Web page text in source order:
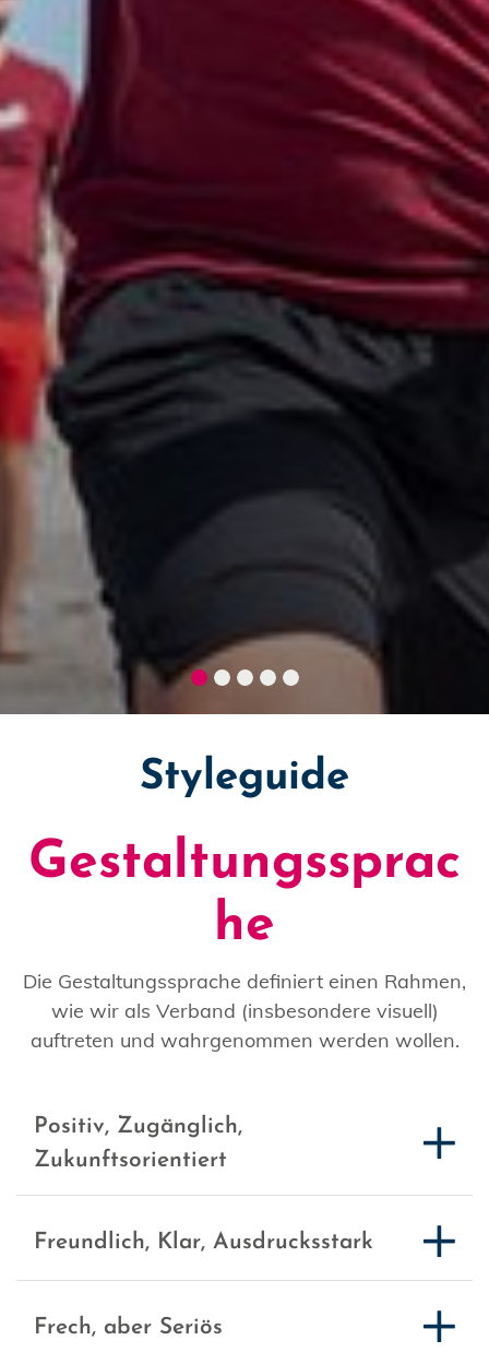
Styleguide
Gestaltungssprac
he
Die Gestaltungssprache definiert einen Rahmen,
wie wir als Verband (insbesondere visuell)
auftreten und wahrgenommen werden wollen.
Positiv, Zugänglich,
Zukunftsorientiert
Freundlich, Klar, Ausdrucksstark
Frech, aber Seriös